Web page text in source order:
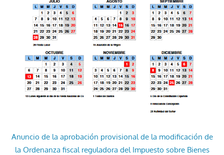
Anuncio de la aprobación provisional de la modificación de
la Ordenanza fiscal reguladora del Impuesto sobre Bienes